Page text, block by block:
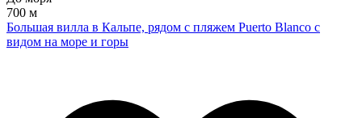
700 м
Большая вилла в Кальпе, рядом с пляжем Puerto Blanco с
видом на море и горы